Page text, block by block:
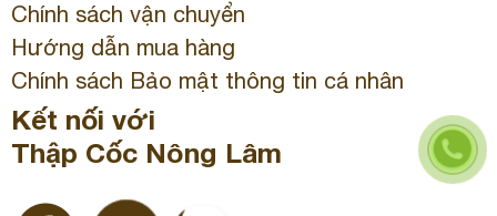
Chính sách vận chuyển
Hướng dẫn mua hàng
Chính sách Bảo mật thông tin cá nhân
Kết nối với
Thập Cốc Nông Lâm